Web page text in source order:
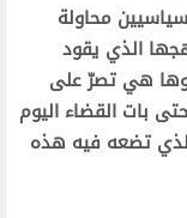
محاولة
الذي يقود
وها هي تصرّعلى
بات القضاء اليوم
تضعه فيه هذه